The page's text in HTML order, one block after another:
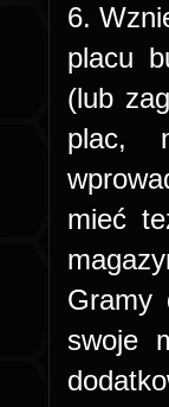
6.
placu
(lub
plac,
mieć
Gramy
swoje